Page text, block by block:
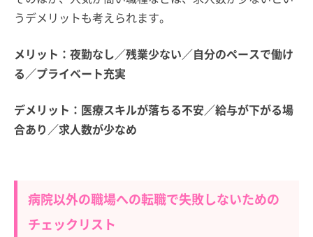
うデメリットも考えられます。
メリット：夜勤なし／残業少ない／自分のペースで働け
る／プライベート充実
デメリット：医療スキルが落ちる不安／給与が下がる場
合あり／求人数が少なめ
病院以外の職場への転職で失敗しないための
チェックリスト